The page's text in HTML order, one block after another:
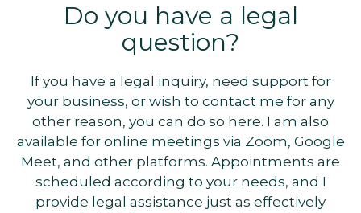
Do you have a legal
question?
If you have a legal inquiry, need support for
your business, or wish to contact me for any
other reason, you can do so here. I am also
available for online meetings via Zoom, Google
Meet, and other platforms. Appointments are
scheduled according to your needs, and I
provide legal assistance just as effectively